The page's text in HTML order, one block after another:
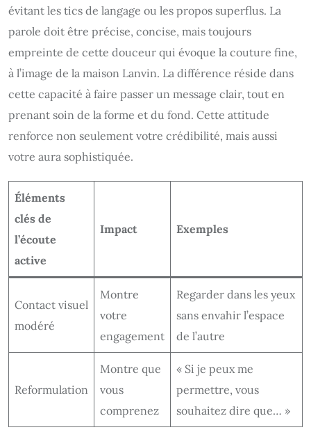
évitant les tics de langage ou les propos superflus. La
parole doit être précise, concise, mais toujours
empreinte de cette douceur qui évoque la couture fine,
à l’image de la maison Lanvin. La différence réside dans
cette capacité à faire passer un message clair, tout en
prenant soin de la forme et du fond. Cette attitude
renforce non seulement votre crédibilité, mais aussi
votre aura sophistiquée.
Éléments
clés de
l’écoute
active
Impact Exemples
Contact visuel
modéré
Montre
votre
engagement
Regarder dans les yeux
sans envahir l’espace
de l’autre
Reformulation
Montre que
vous
comprenez
« Si je peux me
permettre, vous
souhaitez dire que… »